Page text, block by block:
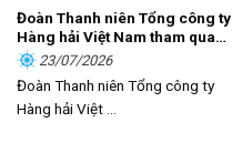
Đoàn Thanh niên Tổng công ty
Hàng hải Việt Nam tham quan,
học tập thực tế tại Nhà Quốc
hội
23/07/2026
Đoàn Thanh niên Tổng công ty
Hàng hải Việt ...